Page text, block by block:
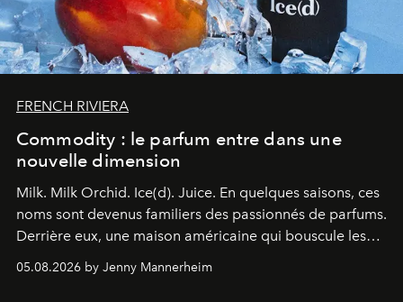
FRENCH RIVIERA
Commodity : le parfum entre dans une
nouvelle dimension
Milk. Milk Orchid. Ice(d). Juice. En quelques saisons, ces
noms sont devenus familiers des passionnés de parfums.
Derrière eux, une maison américaine qui bouscule les
une approche aussi intuitive que personnelle :
05.08.2026 by Jenny Mannerheim